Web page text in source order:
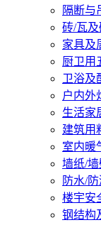
隔断与
砖/瓦
家具及
厨卫用
卫浴及
户内外
生活家
建筑用
室内暖
墙纸/
防水/
楼宇安
钢结构